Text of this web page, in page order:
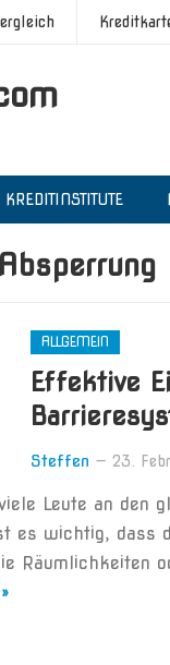
KREDITINSTITUTE
ALLGEMEIN
Effektive
Steffen — 23.
Leute an den
es wichtig,
Räumlichkeiten